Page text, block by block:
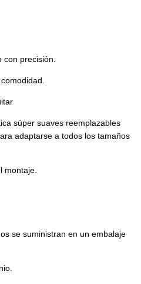
con precisión.
súper suaves reemplazables
adaptarse a todos los tamaños
montaje.
se suministran en un embalaje